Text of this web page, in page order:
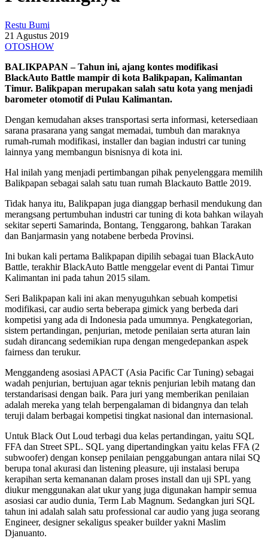
Restu Bumi
21 Agustus 2019
OTOSHOW
BALIKPAPAN – Tahun ini, ajang kontes modifikasi
BlackAuto Battle mampir di kota Balikpapan, Kalimantan
Timur. Balikpapan merupakan salah satu kota yang menjadi
barometer otomotif di Pulau Kalimantan.
Dengan kemudahan akses transportasi serta informasi, ketersediaan
sarana prasarana yang sangat memadai, tumbuh dan maraknya
rumah-rumah modifikasi, installer dan bagian industri car tuning
lainnya yang membangun bisnisnya di kota ini.
Hal inilah yang menjadi pertimbangan pihak penyelenggara memilih
Balikpapan sebagai salah satu tuan rumah Blackauto Battle 2019.
Tidak hanya itu, Balikpapan juga dianggap berhasil mendukung dan
merangsang pertumbuhan industri car tuning di kota bahkan wilayah
sekitar seperti Samarinda, Bontang, Tenggarong, bahkan Tarakan
dan Banjarmasin yang notabene berbeda Provinsi.
Ini bukan kali pertama Balikpapan dipilih sebagai tuan BlackAuto
Battle, terakhir BlackAuto Battle menggelar event di Pantai Timur
Kalimantan ini pada tahun 2015 silam.
Seri Balikpapan kali ini akan menyuguhkan sebuah kompetisi
modifikasi, car audio serta beberapa gimick yang berbeda dari
kompetisi yang ada di Indonesia pada umumnya. Pengkategorian,
sistem pertandingan, penjurian, metode penilaian serta aturan lain
sudah dirancang sedemikian rupa dengan mengedepankan aspek
fairness dan terukur.
Menggandeng asosiasi APACT (Asia Pacific Car Tuning) sebagai
wadah penjurian, bertujuan agar teknis penjurian lebih matang dan
terstandarisasi dengan baik. Para juri yang memberikan penilaian
adalah mereka yang telah berpengalaman di bidangnya dan telah
teruji dalam berbagai kompetisi tingkat nasional dan internasional.
Untuk Black Out Loud terbagi dua kelas pertandingan, yaitu SQL
FFA dan Street SPL. SQL yang dipertandingkan yaitu kelas FFA (2
subwoofer) dengan konsep penilaian penggabungan antara nilai SQ
berupa tonal akurasi dan listening pleasure, uji instalasi berupa
kerapihan serta kemananan dalam proses install dan uji SPL yang
diukur menggunakan alat ukur yang juga digunakan hampir semua
asosiasi car audio dunia, Term Lab Magnum. Sedangkan juri SQL
tahun ini adalah salah satu professional car audio yang juga seorang
Engineer, designer sekaligus speaker builder yakni Maslim
Djanuanto.